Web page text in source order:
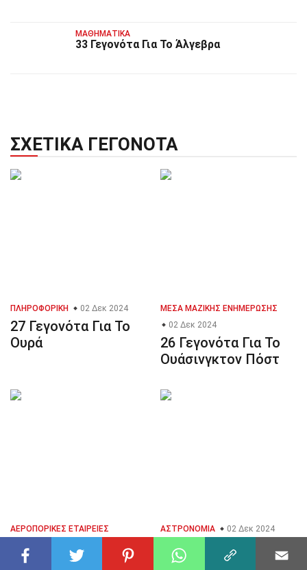
ΜΑΘΗΜΑΤΙΚΆ
33 Γεγονότα Για Το Άλγεβρα
ΣΧΕΤΙΚΆ ΓΕΓΟΝΌΤΑ
ΠΛΗΡΟΦΟΡΙΚΉ 02 Δεκ 2024
27 Γεγονότα Για Το
Ουρά
ΜΈΣΑ ΜΑΖΙΚΉΣ ΕΝΗΜΈΡΩΣΗΣ
02 Δεκ 2024
26 Γεγονότα Για Το
Ουάσινγκτον Πόστ
ΑΕΡΟΠΟΡΙΚΈΣ ΕΤΑΙΡΕΊΕΣ
27 Γεγονότα Για Το
ΑΣΤΡΟΝΟΜΊΑ 02 Δεκ 2024
40 Γεγονότα Για Το
Πλανήτες